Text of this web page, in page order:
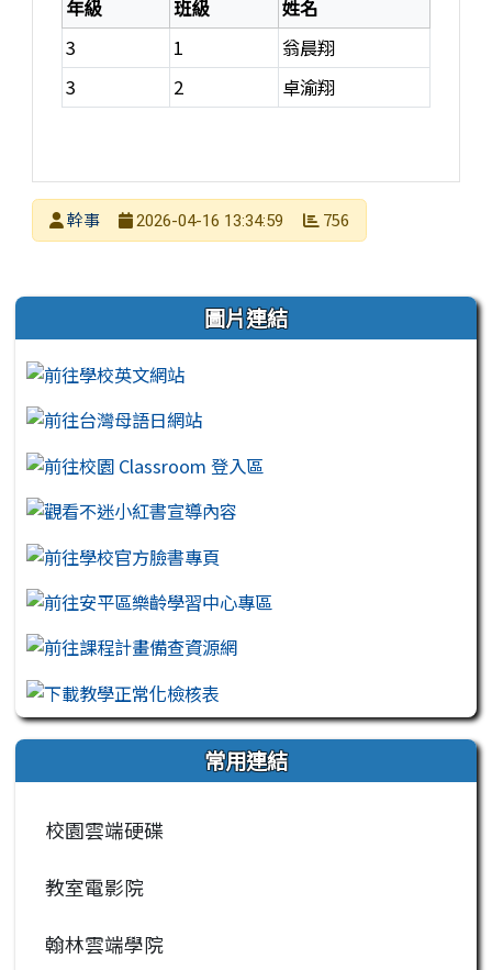
年級 班級
姓名
3
1
翁晨翔
3
2 卓渝翔
發布者
幹事
2026-04-16 13:34:59 756
左邊區域內容 圖片連結
常用連結
校園雲端硬碟
教室電影院
翰林雲端學院